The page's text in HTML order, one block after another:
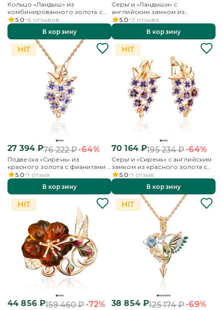
Кольцо «Ландыш» из
комбинированного золота с
эмалью
5.0 6 отзывов
В корзину
Серьги «Ландыши» с
английским замком из
комбинированного золота с
эмалью
5.0 2 отзыва
В корзину
27 394₽76 222₽-64%
Подвеска «Сирень» из
красного золота с фианитами и
эмалью
5.0 1 отзыв
В корзину
70 164₽195 234₽-64%
Серьги «Сирень» с английским
замком из красного золота с
фианитами и эмалью
5.0 1 отзыв
В корзину
44 856₽159 460₽-72% 38 854₽125 174₽-69%